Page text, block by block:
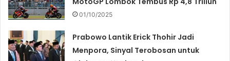
01/10/2025
Prabowo Lantik Erick Thohir Jadi
Menpora, Sinyal Terobosan untuk